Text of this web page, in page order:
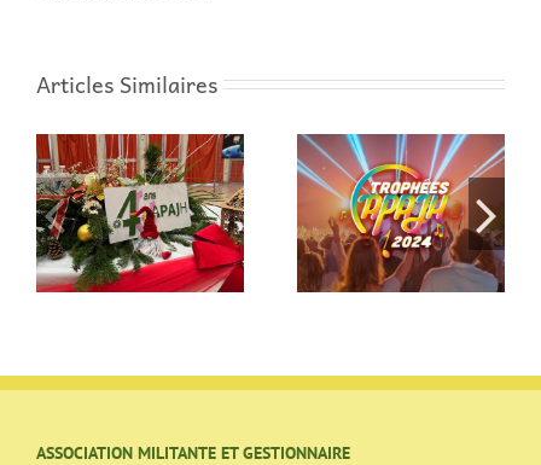
Articles Similaires
Les Trophées
APAJH, c’est ce soir!
Le CNCPH ouvre une
plateforme en ligne
participative pour
les citoyens
ASSOCIATION MILITANTE ET GESTIONNAIRE